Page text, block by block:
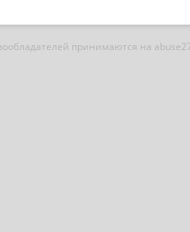
принимаются на